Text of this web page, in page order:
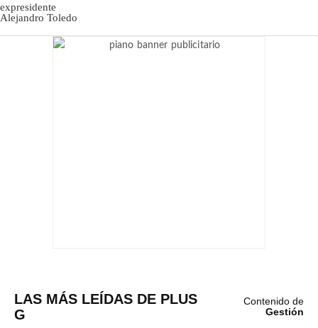
LAS MÁS LEÍDAS DE PLUS
G
Contenido de
Gestión